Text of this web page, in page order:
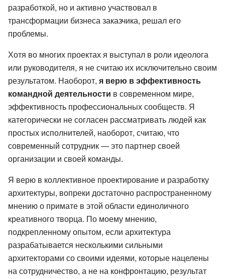
разработкой, но и активно участвовал в
трансформации бизнеса заказчика, решал его
проблемы.
Хотя во многих проектах я выступал в роли идеолога
или руководителя, я не считаю их исключительно своим
результатом. Наоборот, я верю в эффективность
командной деятельности в современном мире,
эффективность профессиональных сообществ. Я
категорически не согласен рассматривать людей как
простых исполнителей, наоборот, считаю, что
современный сотрудник — это партнер своей
организации и своей команды.
Я верю в коллективное проектирование и разработку
архитектуры, вопреки достаточно распространенному
мнению о примате в этой области единоличного
креативного творца. По моему мнению,
подкрепленному опытом, если архитектура
разрабатывается несколькими сильными
архитекторами со своими идеями, которые нацелены
на сотрудничество, а не на конфронтацию, результат